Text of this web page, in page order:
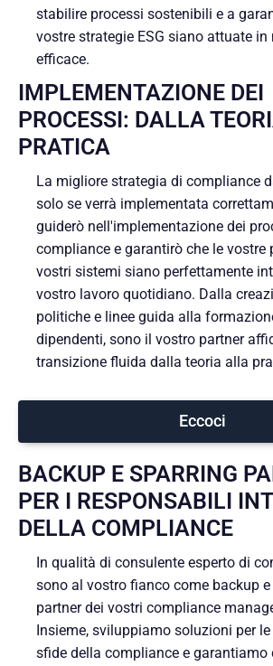
stabilire processi sostenibili e a
vostre strategie ESG siano attuate in
efficace.
IMPLEMENTAZIONE DEI
PROCESSI: DALLA
PRATICA
La migliore strategia di compliance
solo se verrà implementata
guiderò nell'implementazione dei
compliance e garantirò che le vostre
vostri sistemi siano perfettamente
vostro lavoro quotidiano. Dalla
politiche e linee guida alla
dipendenti, sono il vostro partner
transizione fluida dalla teoria alla
Eccoci
BACKUP E SPARRING
PER I RESPONSABILI
DELLA COMPLIANCE
In qualità di consulente esperto di
sono al vostro fianco come backup
partner dei vostri compliance
Insieme, sviluppiamo soluzioni per
sfide della compliance e garantiamo